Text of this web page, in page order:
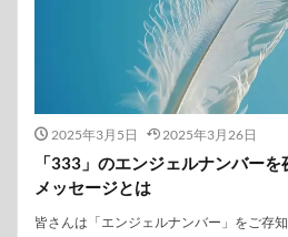
2025年3月5日 2025年3月26日
「333」のエンジェルナンバー
メッセージとは
皆さんは「エンジェルナンバー」をご存